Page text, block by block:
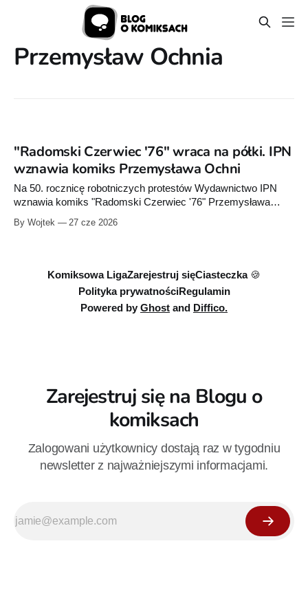
Przemysław Ochnia
"Radomski Czerwiec '76" wraca na półki. IPN
wznawia komiks Przemysława Ochni
Na 50. rocznicę robotniczych protestów Wydawnictwo IPN
wznawia komiks "Radomski Czerwiec '76" Przemysława
Ochni. To pierwsza oficjalna reedycja tej publikacji – do
kupienia za 25 zł.
By Wojtek 27 cze 2026
Komiksowa LigaZarejestruj sięCiasteczka 🍪
Polityka prywatnościRegulamin
Powered by Ghost and Diffico.
Zarejestruj się na Blogu o
komiksach
Zalogowani użytkownicy dostają raz w tygodniu
newsletter z najważniejszymi informacjami.